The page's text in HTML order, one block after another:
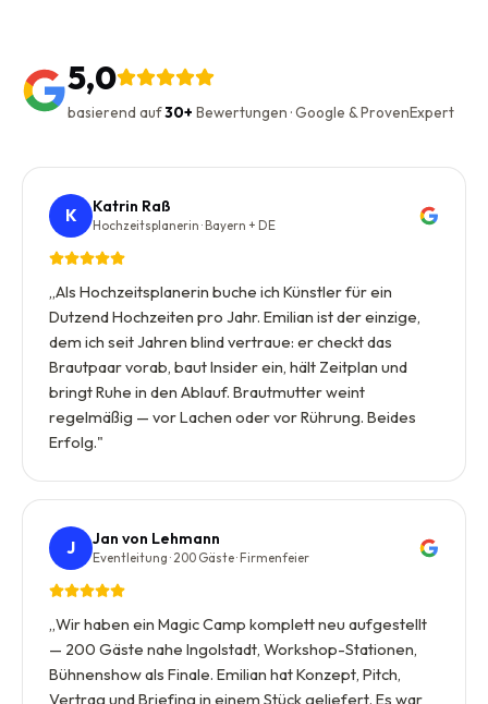
5,0
basierend auf30+ Bewertungen · Google & ProvenExpert
K Katrin Raß
Hochzeitsplanerin · Bayern + DE
„Als Hochzeitsplanerin buche ich Künstler für ein
Dutzend Hochzeiten pro Jahr. Emilian ist der einzige,
dem ich seit Jahren blind vertraue: er checkt das
Brautpaar vorab, baut Insider ein, hält Zeitplan und
bringt Ruhe in den Ablauf. Brautmutter weint
regelmäßig — vor Lachen oder vor Rührung. Beides
Erfolg."
J Jan von Lehmann
Eventleitung · 200 Gäste · Firmenfeier
„Wir haben ein Magic Camp komplett neu aufgestellt
— 200 Gäste nahe Ingolstadt, Workshop-Stationen,
Bühnenshow als Finale. Emilian hat Konzept, Pitch,
Vertrag und Briefing in einem Stück geliefert. Es war